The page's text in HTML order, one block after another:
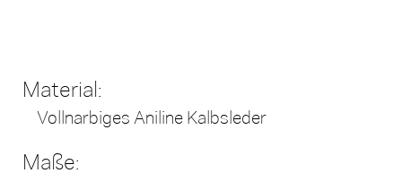
Material:
Vollnarbiges Aniline Kalbsleder
Maße: